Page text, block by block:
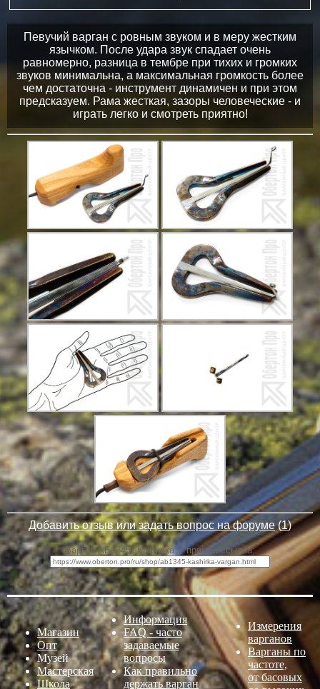
Певучий варган с ровным звуком и в меру жестким
язычком. После удара звук спадает очень
равномерно, разница в тембре при тихих и громких
звуков минимальна, а максимальная громкость более
чем достаточна - инструмент динамичен и при этом
предсказуем. Рама жесткая, зазоры человеческие - и
играть легко и смотреть приятно!
Добавить отзыв или задать вопрос на форуме(1)
Варган АБ1345 "Каширка" - прямая ссылка:
Магазин
Опт
Музей
Мастерская
Школа
Информация
FAQ - часто
задаваемые
вопросы
Как правильно
держать варган
Измерения
варганов
Варганы по
частоте,
от басовых